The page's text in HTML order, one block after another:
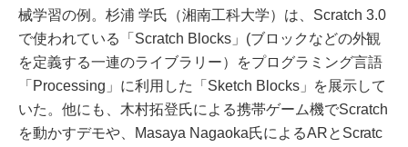
械学習の例。杉浦 学氏（湘南工科大学）は、Scratch 3.0
で使われている「Scratch Blocks」(ブロックなどの外観
を定義する一連のライブラリー）をプログラミング言語
「Processing」に利用した「Sketch Blocks」を展示して
いた。他にも、木村拓登氏による携帯ゲーム機でScratch
を動かすデモや、Masaya Nagaoka氏によるARとScratc